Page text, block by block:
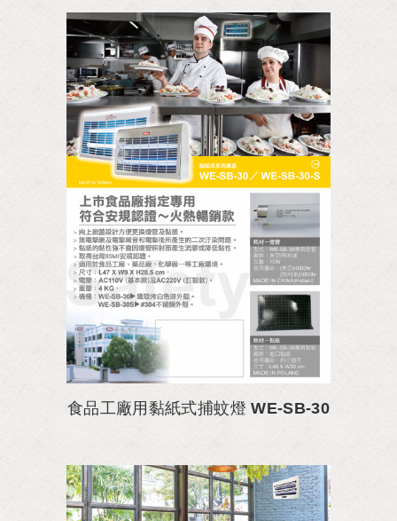
食品工廠用黏紙式捕蚊燈 WE-SB-30